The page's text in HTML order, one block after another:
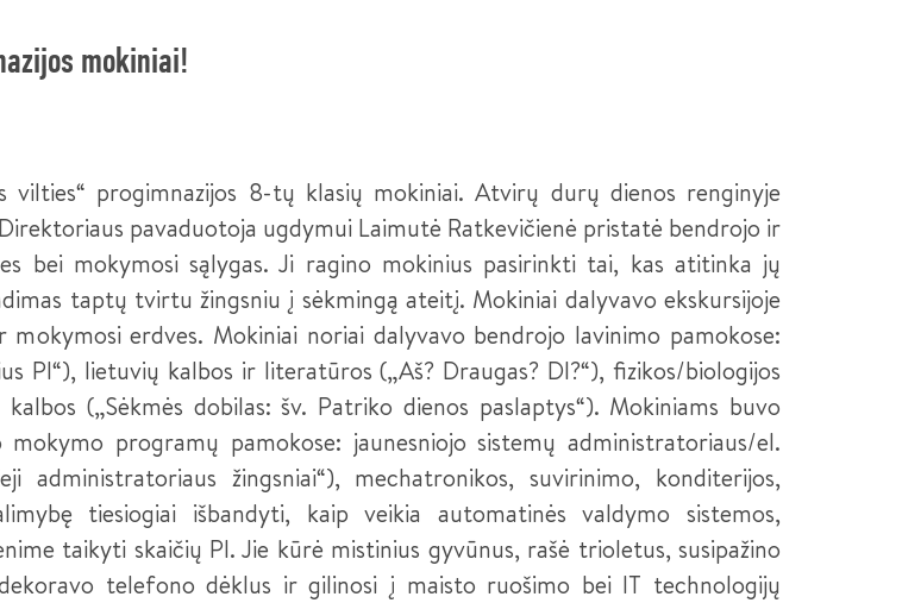
mokiniai!
progimnazijos 8-tų klasių mokiniai. Atvirų durų dienos renginyje
pavaduotoja ugdymui Laimutė Ratkevičienė pristatė bendrojo ir
bei mokymosi sąlygas. Ji ragino mokinius pasirinkti tai, kas atitinka jų
taptų tvirtu žingsniu į sėkmingą ateitį. Mokiniai dalyvavo ekskursijoje
erdves. Mokiniai noriai dalyvavo bendrojo lavinimo pamokose:
PI“), lietuvių kalbos ir literatūros („Aš? Draugas? DI?“), fizikos/biologijos
(„Sėkmės dobilas: šv. Patriko dienos paslaptys“). Mokiniams buvo
programų pamokose: jaunesniojo sistemų administratoriaus/el.
žingsniai“), mechatronikos, suvirinimo, konditerijos,
tiesiogiai išbandyti, kaip veikia automatinės valdymo sistemos,
taikyti skaičių PI. Jie kūrė mistinius gyvūnus, rašė trioletus, susipažino
telefono dėklus ir gilinosi į maisto ruošimo bei IT technologijų